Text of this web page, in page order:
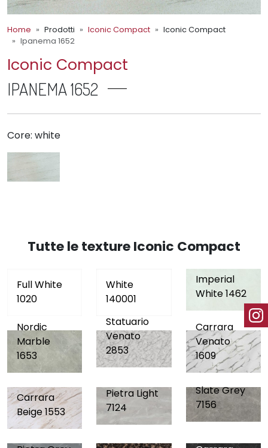
Home Prodotti Iconic Compact
Iconic Compact
Ipanema 1652
Iconic Compact
IPANEMA 1652
Core: white
Tutte le texture Iconic Compact
Full White
1020
White
140001
Imperial
White 1462
Nordic
Marble
1653
Statuario
Venato
2853
Carrara
Venato
1609
Carrara
Beige 1553
Pietra Light
7124
Slate Grey
7156
Marmo